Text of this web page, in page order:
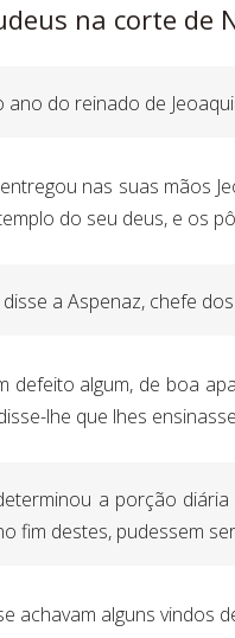
na corte de
do reinado de
nas suas mãos
do seu deus, e os
a Aspenaz, chefe
defeito algum, de boa
lhe que lhes
a porção
fim destes, pudessem
achavam alguns vindos